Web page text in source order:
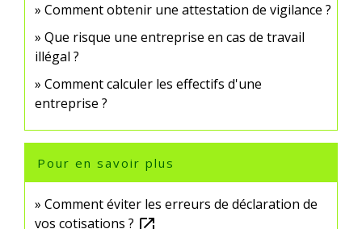
Comment obtenir une attestation de vigilance ?
Que risque une entreprise en cas de travail
illégal ?
Comment calculer les effectifs d'une
entreprise ?
Pour en savoir plus
Comment éviter les erreurs de déclaration de
vos cotisations ? open_in_new